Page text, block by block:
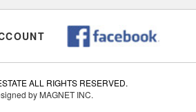
ALL RIGHTS RESERVED.
by MAGNET INC.